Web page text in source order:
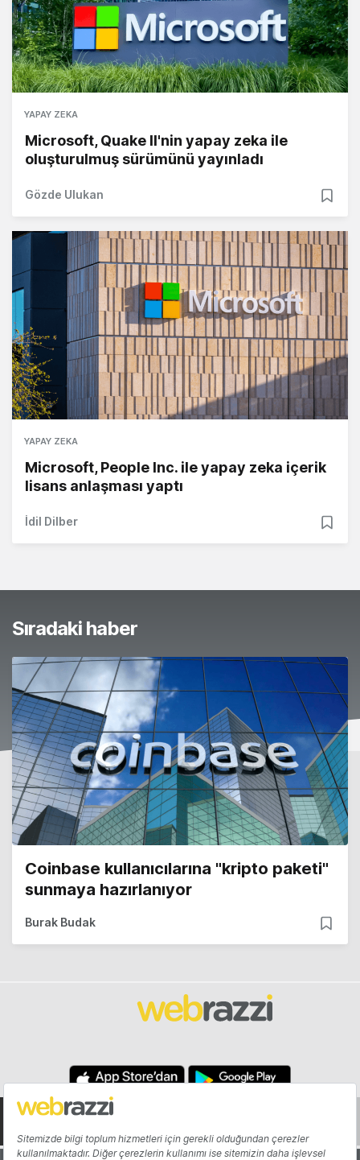
YAPAY ZEKA
Microsoft, Quake II'nin yapay zeka ile
oluşturulmuş sürümünü yayınladı
Gözde Ulukan
YAPAY ZEKA
Microsoft, People Inc. ile yapay zeka içerik
lisans anlaşması yaptı
İdil Dilber
Sıradaki haber
Coinbase kullanıcılarına "kripto paketi"
sunmaya hazırlanıyor
Burak Budak